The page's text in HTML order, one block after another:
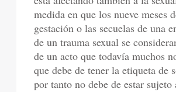
medida en que los nueve meses
gestación o las secuelas de una
de un trauma sexual se
de un acto que todavía muchos
que debe de tener la etiqueta de
por tanto no debe de estar sujeto